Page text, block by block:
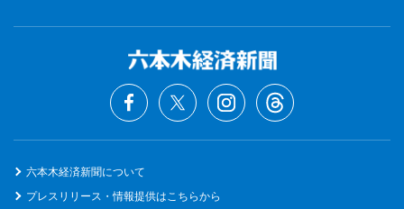
六本木経済新聞について
プレスリリース・情報提供はこちらから